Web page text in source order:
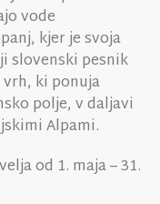
vode
kjer je svoja
slovenski pesnik
vrh, ki ponuja
polje, v daljavi
Alpami.
od 1. maja – 31.